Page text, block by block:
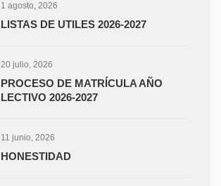
1 agosto, 2026
LISTAS DE UTILES 2026-2027
20 julio, 2026
PROCESO DE MATRÍCULA AÑO
LECTIVO 2026-2027
11 junio, 2026
HONESTIDAD